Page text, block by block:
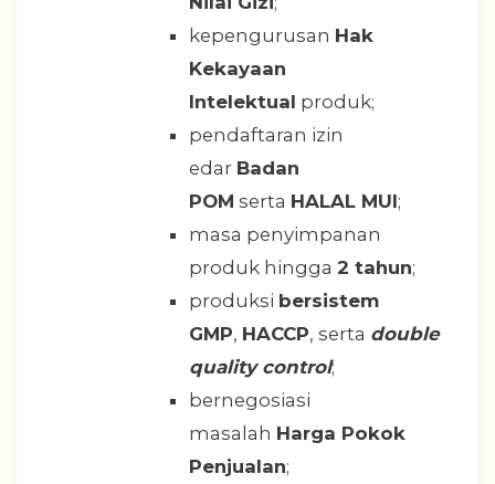
kepengurusan Hak
Kekayaan
Intelektual produk;
pendaftaran izin
edar Badan
POM serta HALAL MUI;
masa penyimpanan
produk hingga 2 tahun;
produksi bersistem
GMP, HACCP, serta double
quality control;
bernegosiasi
masalah Harga Pokok
Penjualan;